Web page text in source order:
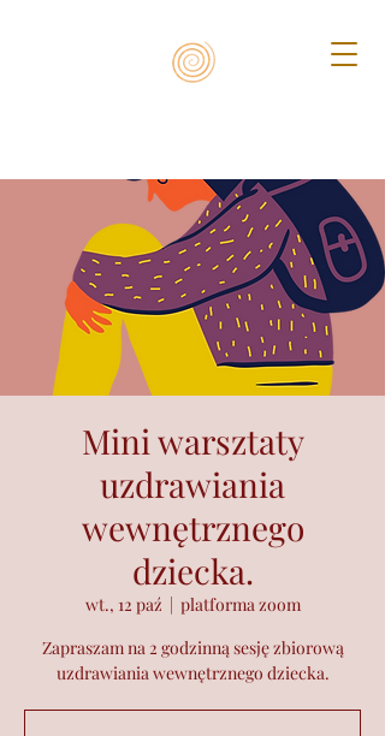
Mini warsztaty
uzdrawiania
wewnętrznego
dziecka.
wt., 12 paź
  |
platforma zoom
Zapraszam na 2 godzinną sesję zbiorową
uzdrawiania wewnętrznego dziecka.